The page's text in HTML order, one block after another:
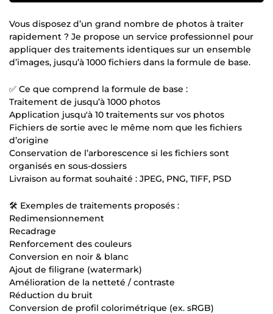
Vous disposez d’un grand nombre de photos à traiter
rapidement ? Je propose un service professionnel pour
appliquer des traitements identiques sur un ensemble
d’images, jusqu’à 1000 fichiers dans la formule de base.
✅ Ce que comprend la formule de base :
Traitement de jusqu’à 1000 photos
Application jusqu'à 10 traitements sur vos photos
Fichiers de sortie avec le même nom que les fichiers
d’origine
Conservation de l’arborescence si les fichiers sont
organisés en sous-dossiers
Livraison au format souhaité : JPEG, PNG, TIFF, PSD
🛠️ Exemples de traitements proposés :
Redimensionnement
Recadrage
Renforcement des couleurs
Conversion en noir & blanc
Ajout de filigrane (watermark)
Amélioration de la netteté / contraste
Réduction du bruit
Conversion de profil colorimétrique (ex. sRGB)